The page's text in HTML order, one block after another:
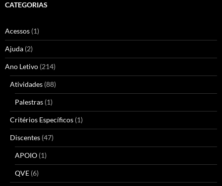
CATEGORIAS
Acessos (1)
Ajuda (2)
Ano Letivo (214)
Atividades (88)
Palestras (1)
Critérios Específicos (1)
Discentes (47)
APOIO (1)
QVE (6)